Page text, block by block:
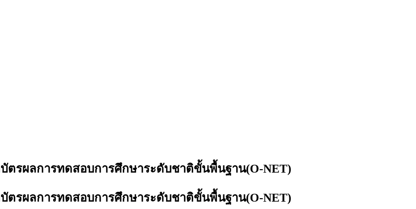
ตรผลการทดสอบการศึกษาระดับชาติขั้นพื้นฐาน(O-NET)
ตรผลการทดสอบการศึกษาระดับชาติขั้นพื้นฐาน(O-NET)